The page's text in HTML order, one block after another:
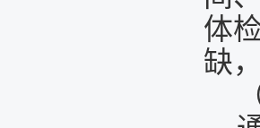
体
缺